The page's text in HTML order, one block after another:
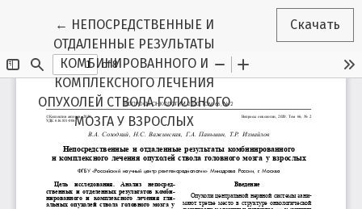
← Вернуться к Подробностям о статье
НЕПОСРЕДСТВЕННЫЕ И
ОТДАЛЕННЫЕ РЕЗУЛЬТАТЫ
КОМБИНИРОВАННОГО И
КОМПЛЕКСНОГО ЛЕЧЕНИЯ
ОПУХОЛЕЙ СТВОЛА ГОЛОВНОГО
МОЗГА У ВЗРОСЛЫХ
Скачать